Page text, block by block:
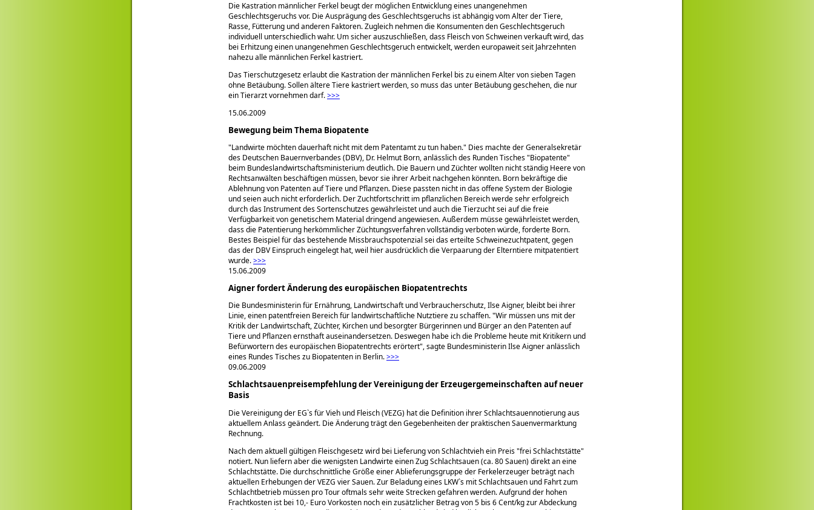
Die Kastration männlicher Ferkel beugt der möglichen Entwicklung eines unangenehmen
Geschlechtsgeruchs vor. Die Ausprägung des Geschlechtsgeruchs ist abhängig vom Alter der Tiere,
Rasse, Fütterung und anderen Faktoren. Zugleich nehmen die Konsumenten den Geschlechtsgeruch
individuell unterschiedlich wahr. Um sicher auszuschließen, dass Fleisch von Schweinen verkauft wird, das
bei Erhitzung einen unangenehmen Geschlechtsgeruch entwickelt, werden europaweit seit Jahrzehnten
nahezu alle männlichen Ferkel kastriert.
Das Tierschutzgesetz erlaubt die Kastration der männlichen Ferkel bis zu einem Alter von sieben Tagen
ohne Betäubung. Sollen ältere Tiere kastriert werden, so muss das unter Betäubung geschehen, die nur
ein Tierarzt vornehmen darf.>>>
15.06.2009
Bewegung beim Thema Biopatente
Landwirte möchten dauerhaft nicht mit dem Patentamt zu tun haben. Dies machte der Generalsekretär
des Deutschen Bauernverbandes (DBV), Dr. Helmut Born, anlässlich des Runden Tisches Biopatente
beim Bundeslandwirtschaftsministerium deutlich. Die Bauern und Züchter wollten nicht ständig Heere von
Rechtsanwälten beschäftigen müssen, bevor sie ihrer Arbeit nachgehen könnten. Born bekräftige die
Ablehnung von Patenten auf Tiere und Pflanzen. Diese passten nicht in das offene System der Biologie
und seien auch nicht erforderlich. Der Zuchtfortschritt im pflanzlichen Bereich werde sehr erfolgreich
durch das Instrument des Sortenschutzes gewährleistet und auch die Tierzucht sei auf die freie
Verfügbarkeit von genetischem Material dringend angewiesen. Außerdem müsse gewähr­leistet werden,
dass die Patentierung herkömmlicher Züchtungsverfahren vollständig verboten würde, forderte Born.
Bestes Beispiel für das bestehende Missbrauchspotenzial sei das erteilte Schweinezuchtpatent, gegen
das der DBV Einspruch eingelegt hat, weil hier ausdrücklich die Verpaarung der Elterntiere mitpatentiert
wurde.>>>
15.06.2009
Aigner fordert Änderung des europäischen Biopatentrechts
Die Bundesministerin für Ernährung, Landwirtschaft und Verbraucherschutz, Ilse Aigner, bleibt bei ihrer
Linie, einen patentfreien Bereich für landwirtschaftliche Nutztiere zu schaffen. Wir müssen uns mit der
Kritik der Landwirtschaft, Züchter, Kirchen und besorgter Bürgerinnen und Bürger an den Patenten auf
Tiere und Pflanzen ernsthaft auseinandersetzen. Deswegen habe ich die Probleme heute mit Kritikern und
Befürwortern des europäischen Biopatentrechts erörtert , sagte Bundesministerin Ilse Aigner anlässlich
eines Rundes Tisches zu Biopatenten in Berlin.>>>
09.06.2009
Schlachtsauenpreisempfehlung der Vereinigung der Erzeugergemeinschaften auf neuer
Basis
Die Vereinigung der EG`s für Vieh und Fleisch (VEZG) hat die Definition ihrer Schlachtsauennotierung aus
aktuellem Anlass geändert. Die Änderung trägt den Gegebenheiten der praktischen Sauenvermarktung
Rechnung.
Nach dem aktuell gültigen Fleischgesetz wird bei Lieferung von Schlachtvieh ein Preis frei Schlachtstätte
notiert. Nun liefern aber die wenigsten Landwirte einen Zug Schlachtsauen (ca. 80 Sauen) direkt an eine
Schlachtstätte. Die durchschnittliche Größe einer Ablieferungsgruppe der Ferkelerzeuger beträgt nach
aktuellen Erhebungen der VEZG vier Sauen. Zur Beladung eines LKW`s mit Schlachtsauen und Fahrt zum
Schlachtbetrieb müssen pro Tour oftmals sehr weite Strecken gefahren werden. Aufgrund der hohen
Frachtkosten ist bei 10,- Euro Vorkosten noch ein zusätzlicher Betrag von 5 bis 6 Cent/kg zur Abdeckung